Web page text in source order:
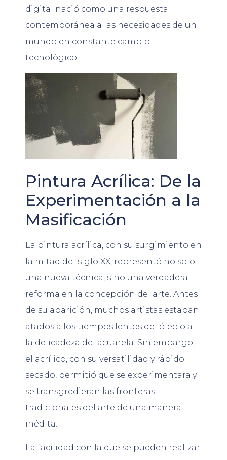
digital nació como una respuesta
contemporánea a las necesidades de un
mundo en constante cambio
tecnológico.
Pintura Acrílica: De la
Experimentación a la
Masificación
La pintura acrílica, con su surgimiento en
la mitad del siglo XX, representó no solo
una nueva técnica, sino una verdadera
reforma en la concepción del arte. Antes
de su aparición, muchos artistas estaban
atados a los tiempos lentos del óleo o a
la delicadeza del acuarela. Sin embargo,
el acrílico, con su versatilidad y rápido
secado, permitió que se experimentara y
se transgredieran las fronteras
tradicionales del arte de una manera
inédita.
La facilidad con la que se pueden realizar